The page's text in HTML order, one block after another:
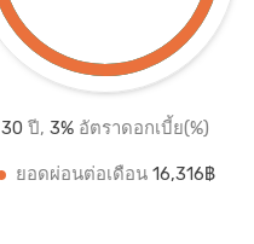
30 ปี, 3% อัตราดอกเบี้ย(%)
ยอดผ่อนต่อเดือน 16,316฿